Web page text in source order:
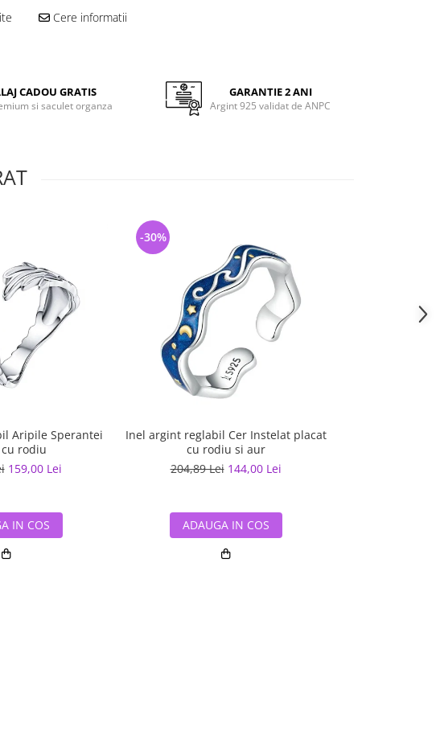
Cere informatii
CADOU GRATIS
si saculet organza
GARANTIE 2 ANI
Argint 925 validat de ANPC
Aripile Sperantei
rodiu
159,00 Lei
IN COS
Inel argint reglabil Cer Instelat placat
cu rodiu si aur
204,89 Lei 144,00 Lei
-30%
ADAUGA IN COS